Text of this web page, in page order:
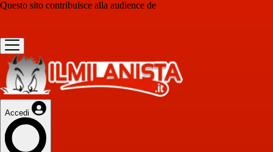
Questo sito contribuisce alla audience de
Accedi